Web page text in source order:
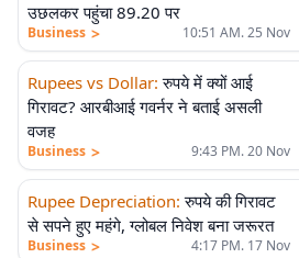
उछलकर पहुंचा 89.20 पर
Business > 10:51 AM. 25 Nov
Rupees vs Dollar: रुपये में क्यों आई
गिरावट? आरबीआई गवर्नर ने बताई असली
वजह
Business > 9:43 PM. 20 Nov
Rupee Depreciation: रुपये की गिरावट
से सपने हुए महंगे, ग्लोबल निवेश बना जरूरत
Business > 4:17 PM. 17 Nov